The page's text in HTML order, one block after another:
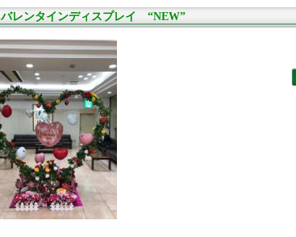
バレンタインディスプレイ “NEW”